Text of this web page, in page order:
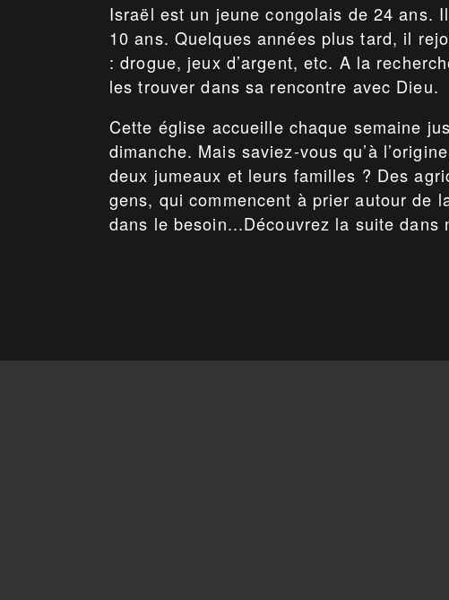
Israël est un jeune congolais de 24 ans.
10 ans. Quelques années plus tard, il
: drogue, jeux d’argent, etc. A la
les trouver dans sa rencontre avec Dieu.
Cette église accueille chaque semaine
dimanche. Mais saviez-vous qu’à
deux jumeaux et leurs familles ? Des
gens, qui commencent à prier autour de
dans le besoin...Découvrez la suite dans